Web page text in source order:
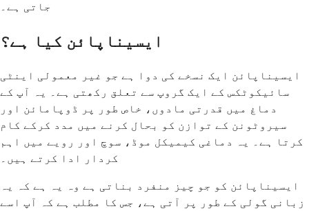
جاتی ہے۔
ایسیناپائن کیا ہے؟
ایسیناپائن ایک نسخے کی دوا ہے جو غیر معمولی اینٹی
سائیکوٹکس کے ایک گروپ سے تعلق رکھتی ہے۔ یہ آپ کے
دماغ میں قدرتی مادوں، خاص طور پر ڈوپامائن اور
سیروٹونن کے توازن کو بحال کرنے میں مدد کرکے کام
کرتا ہے۔ یہ دماغی کیمیکل موڈ، سوچ اور رویے میں اہم
کردار ادا کرتے ہیں۔
ایسیناپائن کو جو چیز منفرد بناتی ہے وہ یہ ہے کہ یہ
زبانی گولی کے طور پر آتی ہے، جس کا مطلب ہے کہ آپ اسے